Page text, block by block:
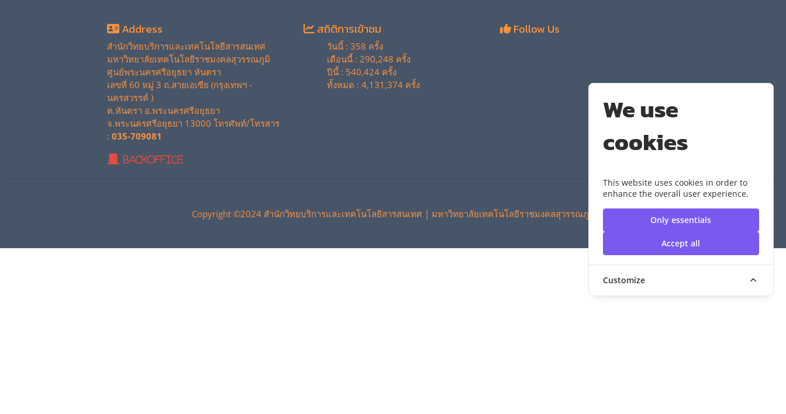
We use
cookies
This website uses cookies in order to
enhance the overall user experience.
Only essentials
Accept all
Customize
Address
สำนักวิทยบริการและเทคโนโลยีสารสนเทศ
มหาวิทยาลัยเทคโนโลยีราชมงคลสุวรรณภูมิ
ศูนย์พระนครศรีอยุธยา หันตรา
เลขที่ 60 หมู่ 3 ถ.สายเอเซีย (กรุงเทพฯ -
นครสวรรค์ )
ต.หันตรา อ.พระนครศรีอยุธยา
จ.พระนครศรีอยุธยา 13000 โทรศัพท์/โทรสาร
: 035-709081
BackOffice
สถิติการเข้าชม
วันนี้ : 358 ครั้ง
เดือนนี้ : 290,248 ครั้ง
ปีนี้ : 540,424 ครั้ง
ทั้งหมด : 4,131,374 ครั้ง
Follow Us
Copyright ©2024 สำนักวิทยบริการและเทคโนโลยีสารสนเทศ | มหาวิทยาลัยเทคโนโลยีราชมงคลสุวรรณภูมิ